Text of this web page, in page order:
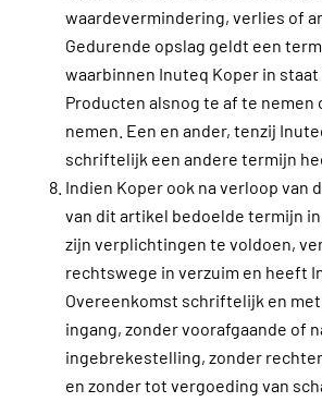
waardevermindering, verlies of
Gedurende opslag geldt een
waarbinnen Inuteq Koper in
Producten alsnog te af te nemen
nemen. Een en ander, tenzij
schriftelijk een andere termijn
Indien Koper ook na verloop van
van dit artikel bedoelde termijn
zijn verplichtingen te voldoen,
rechtswege in verzuim en heeft
Overeenkomst schriftelijk en
ingang, zonder voorafgaande of
ingebrekestelling, zonder
en zonder tot vergoeding van